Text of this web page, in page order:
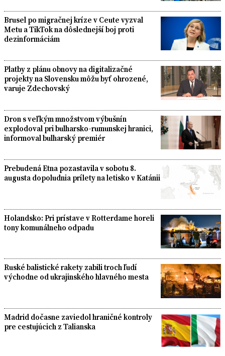
Brusel po migračnej kríze v Ceute vyzval
Metu a TikTok na dôslednejší boj proti
dezinformáciám
Platby z plánu obnovy na digitalizačné
projekty na Slovensku môžu byť ohrozené,
varuje Zdechovský
Dron s veľkým množstvom výbušnín
explodoval pri bulharsko-rumunskej hranici,
informoval bulharský premiér
Prebudená Etna pozastavila v sobotu 8.
augusta dopoludnia prílety na letisko v Katánii
Holandsko: Pri prístave v Rotterdame horeli
tony komunálneho odpadu
Ruské balistické rakety zabili troch ľudí
východne od ukrajinského hlavného mesta
Madrid dočasne zaviedol hraničné kontroly
pre cestujúcich z Talianska